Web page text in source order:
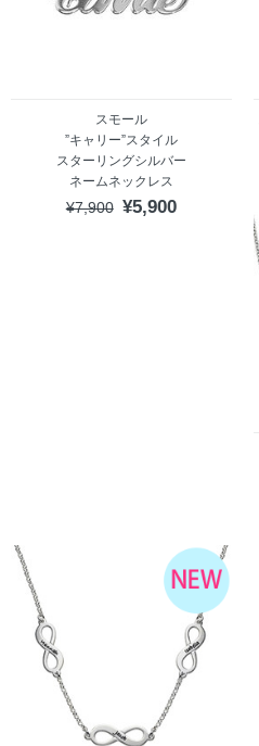
スモール
”キャリー”スタイル
スターリングシルバー
ネームネックレス
¥7,900 ¥5,900